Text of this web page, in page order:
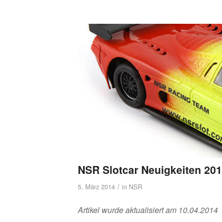
NSR Slotcar Neuigkeiten
5. März 2014 / in NSR
Artikel wurde aktualisiert am 10.04.2014